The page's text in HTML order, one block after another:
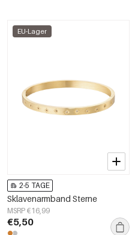
EU-Lager
2-5 TAGE
Sklavenarmband Sterne
MSRP €16,99
€5,50